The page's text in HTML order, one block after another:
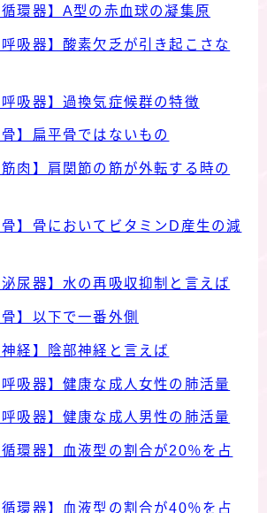
環器】A型の赤血球の凝集原
吸器】酸素欠乏が引き起こさな
吸器】過換気症候群の特徴
】扁平骨ではないもの
肉】肩関節の筋が外転する時の
】骨においてビタミンD産生の減
尿器】水の再吸収抑制と言えば
】以下で一番外側
経】陰部神経と言えば
吸器】健康な成人女性の肺活量
吸器】健康な成人男性の肺活量
環器】血液型の割合が20％を占
環器】血液型の割合が40％を占